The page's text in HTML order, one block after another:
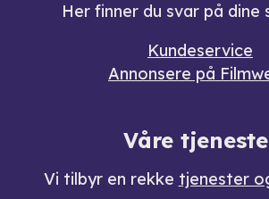
Her finner du svar på dine
Kundeservice
Annonsere på
Våre
Vi tilbyr en rekke tjenester